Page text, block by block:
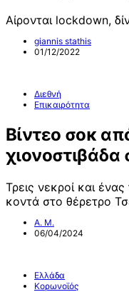
Αίρονται lockdown,
giannis stathis
01/12/2022
Διεθνή
Επικαιρότητα
Βίντεο σοκ
χιονοστιβάδα
Τρεις νεκροί και
κοντά στο θέρετρο
Α. Μ.
06/04/2024
Ελλάδα
Κορωνοϊός